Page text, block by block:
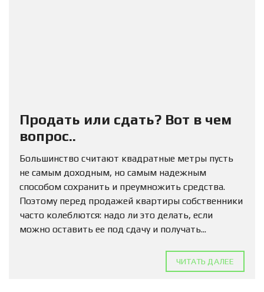
Продать или сдать? Вот в чем
вопрос..
Большинство считают квадратные метры пусть
не самым доходным, но самым надежным
способом сохранить и преумножить средства.
Поэтому перед продажей квартиры собственники
часто колеблются: надо ли это делать, если
можно оставить ее под сдачу и получать...
ЧИТАТЬ ДАЛЕЕ